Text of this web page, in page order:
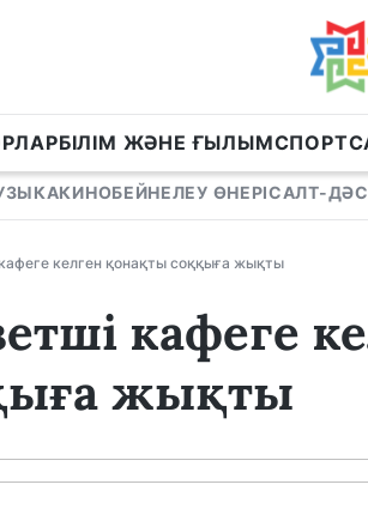
БІЛІМ ЖӘНЕ ҒЫЛЫМСПОРТ
КИНОБЕЙНЕЛЕУ ӨНЕРІСАЛТ-
келген қонақты соққыға жықты
кафеге
жықты